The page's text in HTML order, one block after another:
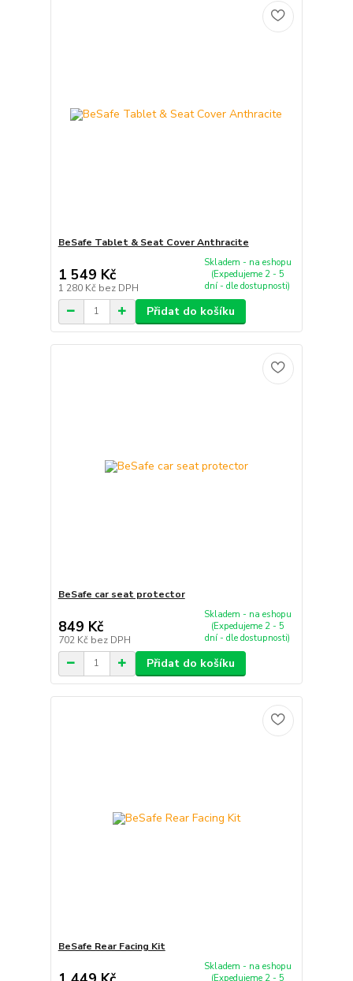
BeSafe Tablet & Seat Cover Anthracite
1 549 Kč
1 280 Kč bez DPH
Skladem - na eshopu
(Expedujeme 2 - 5
dní - dle dostupnosti)
Přidat do košíku
BeSafe car seat protector
849 Kč
702 Kč bez DPH
Skladem - na eshopu
(Expedujeme 2 - 5
dní - dle dostupnosti)
Přidat do košíku
BeSafe Rear Facing Kit
Skladem - na eshopu
(Expedujeme 2 - 5